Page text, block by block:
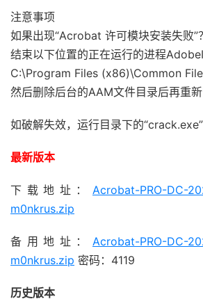
注意事项
如果出现“Acrobat 许可模块安装失败”？
结束以下位置的正在运行的进程
C:\Program Files (x86)\Common
然后删除后台的AAM文件目录后再重新
如破解失效，运行目录下的“crack.exe”
最新版本
下载地址： Acrobat-PRO-DC-
m0nkrus.zip
备用地址： Acrobat-PRO-DC-
m0nkrus.zip 密码：4119
历史版本